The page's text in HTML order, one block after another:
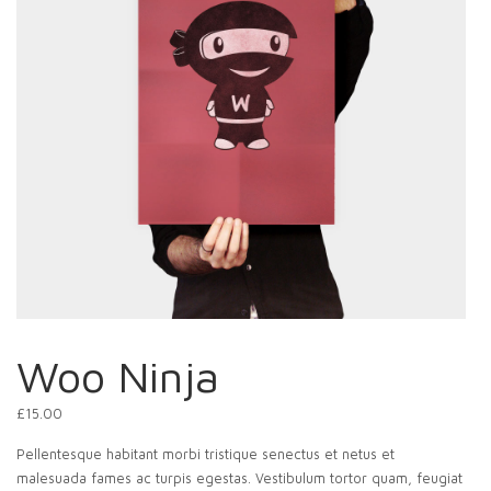
Woo Ninja
£15.00
Pellentesque habitant morbi tristique senectus et netus et
malesuada fames ac turpis egestas. Vestibulum tortor quam, feugiat